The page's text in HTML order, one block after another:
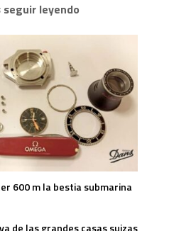
seguir leyendo
600 m la bestia submarina
de las grandes casas suizas